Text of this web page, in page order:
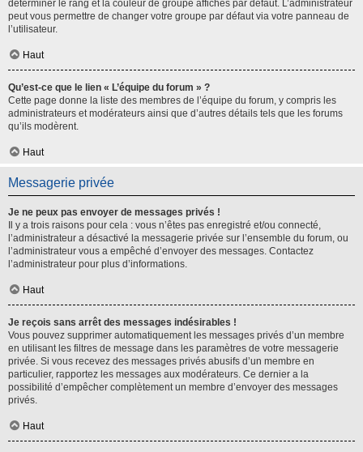
déterminer le rang et la couleur de groupe affichés par défaut. L’administrateur
peut vous permettre de changer votre groupe par défaut via votre panneau de
l’utilisateur.
Haut
Qu’est-ce que le lien « L’équipe du forum » ?
Cette page donne la liste des membres de l’équipe du forum, y compris les
administrateurs et modérateurs ainsi que d’autres détails tels que les forums
qu’ils modèrent.
Haut
Messagerie privée
Je ne peux pas envoyer de messages privés !
Il y a trois raisons pour cela : vous n’êtes pas enregistré et/ou connecté,
l’administrateur a désactivé la messagerie privée sur l’ensemble du forum, ou
l’administrateur vous a empêché d’envoyer des messages. Contactez
l’administrateur pour plus d’informations.
Haut
Je reçois sans arrêt des messages indésirables !
Vous pouvez supprimer automatiquement les messages privés d’un membre
en utilisant les filtres de message dans les paramètres de votre messagerie
privée. Si vous recevez des messages privés abusifs d’un membre en
particulier, rapportez les messages aux modérateurs. Ce dernier a la
possibilité d’empêcher complètement un membre d’envoyer des messages
privés.
Haut